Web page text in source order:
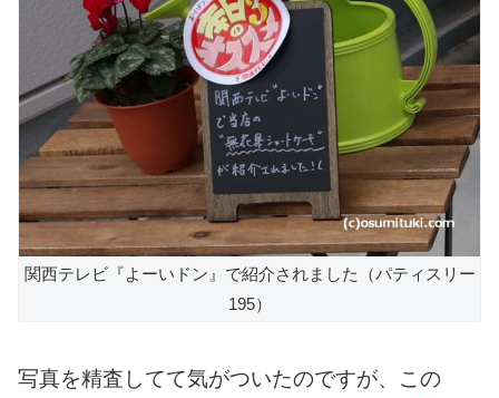
関西テレビ『よーいドン』で紹介されました（パティスリー
195）
写真を精査してて気がついたのですが、この